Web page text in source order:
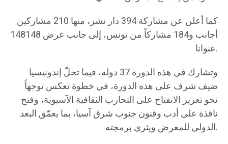
كما أعلن عن مشاركة 394 دار نشر، منها 210 مشاركين
أجانب و184 مشاركاً من تونس، إلى جانب عرض 148148
عنوانا.
وتشارك في هذه الدورة 37 دولة، فيما تحلّ إندونيسيا
ضيف شرف على هذه الدورة، في خطوة تعكس توجهاً
نحو تعزيز الانفتاح على التجارب الثقافية الآسيوية، وفتح
نافذة على أدب وفنون جنوب شرق آسيا، بما يعمّق البعد
الدولي للمعرض ويثري برمجته.